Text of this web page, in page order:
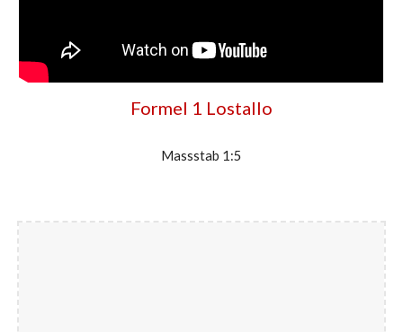
Formel 1 Lostallo
Massstab 1:5